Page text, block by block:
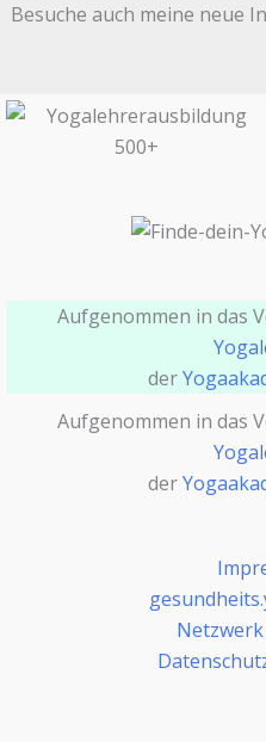
Besuche auch meine neue
Aufgenommen in das
der
Aufgenommen in das
der